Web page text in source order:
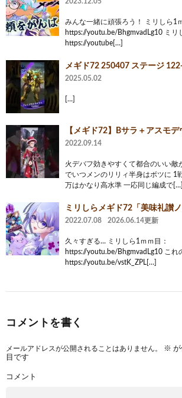
みんな一緒に頑張ろう！ ミリしら1
https://youtu.be/BhgmvadLg10 ミリ
https://youtube[…]
メギド72 250407 ステージ
2025.05.02
[…]
【メギド72】Bサラ＋アスモ
2022.09.14
火デバフ効きやすくて都合のいい敵
でいつメンのリリィ半身はボツに 1
万はかなり高水準 一応同じ編成で[…]
ミリしらメギド72「美味礼讃
2022.07.08 2026.06.14更新
久々すぎる… ミリしら1ｍｍ目：
https://youtu.be/BhgmvadLg10 これ
https://youtu.be/vstK_ZPL[…]
コメントを書く
メールアドレスが公開されることはありません。 ※ が
目です
コメント